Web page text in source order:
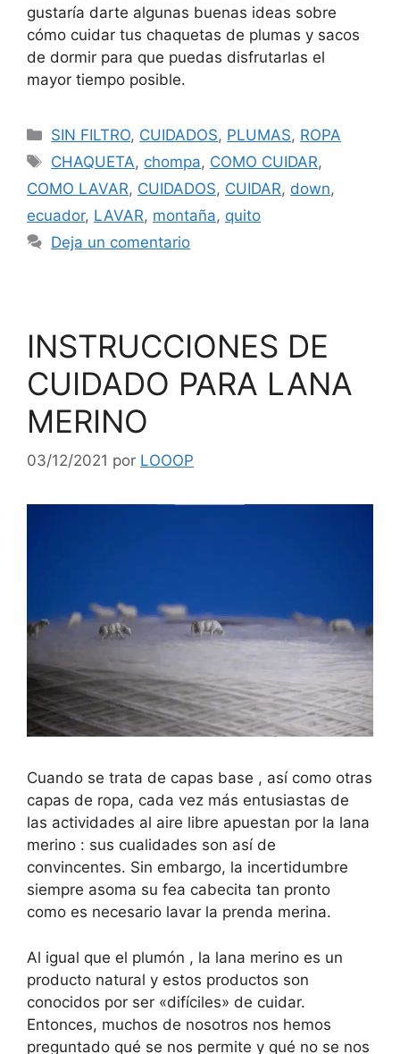
gustaría darte algunas buenas ideas sobre
cómo cuidar tus chaquetas de plumas y sacos
de dormir para que puedas disfrutarlas el
mayor tiempo posible.
SIN FILTRO, CUIDADOS, PLUMAS, ROPA
CHAQUETA, chompa, COMO CUIDAR,
COMO LAVAR, CUIDADOS, CUIDAR, down,
ecuador, LAVAR, montaña, quito
Deja un comentario
INSTRUCCIONES DE
CUIDADO PARA LANA
MERINO
03/12/2021 por LOOOP
Cuando se trata de capas base , así como otras
capas de ropa, cada vez más entusiastas de
las actividades al aire libre apuestan por la lana
merino : sus cualidades son así de
convincentes. Sin embargo, la incertidumbre
siempre asoma su fea cabecita tan pronto
como es necesario lavar la prenda merina.
Al igual que el plumón , la lana merino es un
producto natural y estos productos son
conocidos por ser «difíciles» de cuidar.
Entonces, muchos de nosotros nos hemos
preguntado qué se nos permite y qué no se nos